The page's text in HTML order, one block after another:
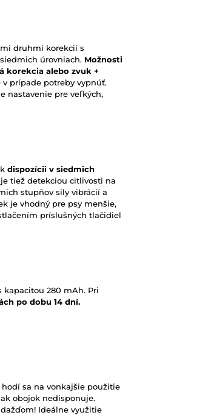
druhmi korekcií s
úrovniach. Možnosti
korekcia alebo zvuk +
prípade potreby vypnúť.
nastavenie pre veľkých,
dispozícii v siedmich
tiež detekciou citlivosti na
stupňov sily vibrácií a
je vhodný pre psy menšie,
príslušných tlačidiel
280 mAh. Pri
po dobu 14 dní.
hodí sa na vonkajšie použitie
obojok nedisponuje.
Ideálne využitie